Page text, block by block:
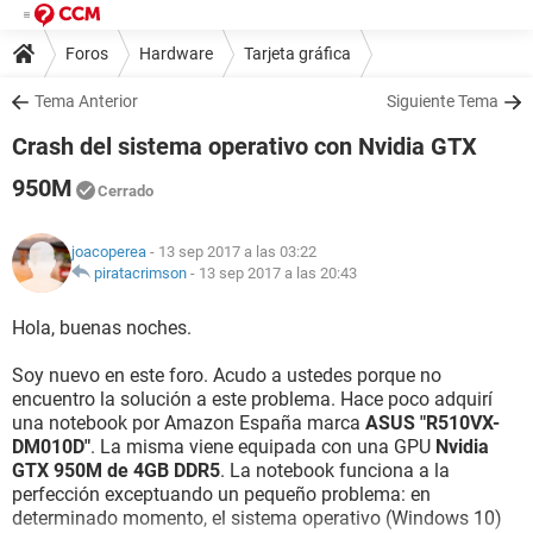
Foros Hardware Tarjeta gráfica
Tema Anterior Siguiente Tema
Crash del sistema operativo con Nvidia GTX
950M
Cerrado
joacoperea - 13 sep 2017 a las 03:22
piratacrimson - 13 sep 2017 a las 20:43
Hola, buenas noches.
Soy nuevo en este foro. Acudo a ustedes porque no
encuentro la solución a este problema. Hace poco adquirí
una notebook por Amazon España marca ASUS "R510VX-
DM010D". La misma viene equipada con una GPU Nvidia
GTX 950M de 4GB DDR5. La notebook funciona a la
perfección exceptuando un pequeño problema: en
determinado momento, el sistema operativo (Windows 10)